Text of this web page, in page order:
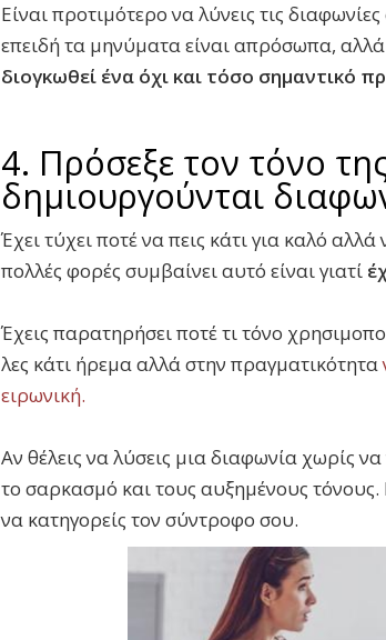
Είναι προτιμότερο να λύνεις τις
επειδή τα μηνύματα είναι απρόσωπα, αλλά
διογκωθεί ένα όχι και τόσο σημαντικό
4. Πρόσεξε τον τόνο
δημιουργούνται
Έχει τύχει ποτέ να πεις κάτι για καλό
πολλές φορές συμβαίνει αυτό είναι γιατί
Έχεις παρατηρήσει ποτέ τι τόνο
λες κάτι ήρεμα αλλά στην πραγματικότητα
ειρωνική.
Αν θέλεις να λύσεις μια διαφωνία χωρίς
το σαρκασμό και τους αυξημένους
να κατηγορείς τον σύντροφο σου.